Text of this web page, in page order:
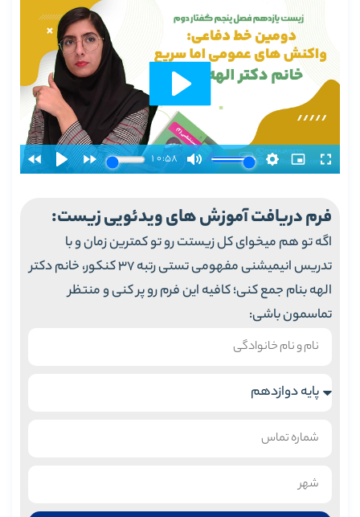
فرم دریافت آموزش های ویدئویی زیست:
اگه تو هم میخوای کل زیستت رو تو کمترین زمان و با
تدریس انیمیشنی مفهومی تستی رتبه 37 کنکور، خانم دکتر
الهه بنام جمع کنی؛ کافیه این فرم رو پر کنی و منتظر
تماسمون باشی: